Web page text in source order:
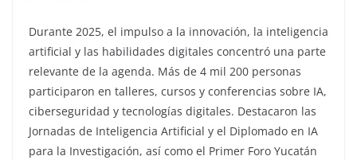
Durante 2025, el impulso a la innovación, la inteligencia
artificial y las habilidades digitales concentró una parte
relevante de la agenda. Más de 4 mil 200 personas
participaron en talleres, cursos y conferencias sobre IA,
ciberseguridad y tecnologías digitales. Destacaron las
Jornadas de Inteligencia Artificial y el Diplomado en IA
para la Investigación, así como el Primer Foro Yucatán